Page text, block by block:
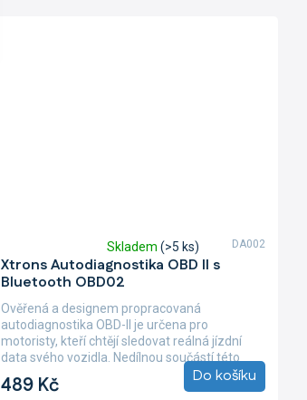
Xtrons Autodiagnostika OBD II s
Bluetooth OBD02
hodnocení
produktu
je
5,0
z
5
Skladem (>5 ks)
489 Kč Do košíku
Ověřená a designem propracovaná
autodiagnostika OBD-II je určena pro
motoristy, kteří chtějí sledovat reálná jízdní
data svého vozidla. Nedílnou součástí této
propracované...
DA002